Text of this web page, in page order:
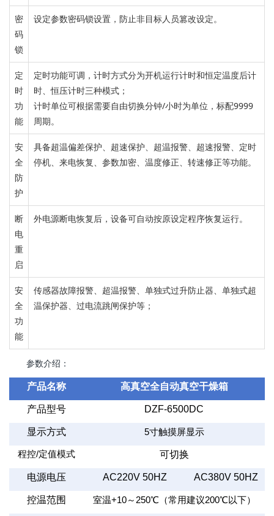
密
码
锁
设定参数密码锁设置，防止非目标人员篡改设定。
定
时
功
能
定时功能可调， 计时方式分为开机运行计时和恒定温度后计
时、恒压计时三种模式；
计时单位可根据需要自由切换分钟/小时为单位，标配9999
周期。
安
全
防
护
具备超温偏差保护、超速保护、超温报警、超速报警、定时
停机、来电恢复、参数加密、温度修正、转速修正等功能。
断
电
重
启
外电源断电恢复后， 设备可自动按原设定程序恢复运行。
安
全
功
能
传感器故障报警、超温报警、单独式过升防止器、单独式超
温保护器、过电流跳闸保护等；
参数介绍：
产品名称 高真空全自动真空干燥箱
产品型号 DZF-6500DC
显示方式 5寸触摸屏显示
程控/定值模式 可切换
电源电压 AC220V 50HZ AC380V 50HZ
控温范围 室温+10～ 250℃（常用建议200℃以下）